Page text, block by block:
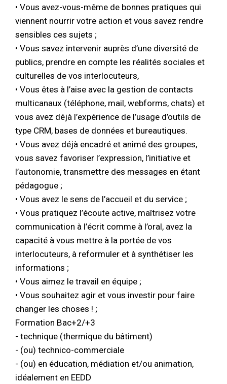
• Vous avez-vous-même de bonnes pratiques qui
viennent nourrir votre action et vous savez rendre
sensibles ces sujets ;
• Vous savez intervenir auprès d’une diversité de
publics, prendre en compte les réalités sociales et
culturelles de vos interlocuteurs,
• Vous êtes à l’aise avec la gestion de contacts
multicanaux (téléphone, mail, webforms, chats) et
vous avez déjà l’expérience de l’usage d’outils de
type CRM, bases de données et bureautiques.
• Vous avez déjà encadré et animé des groupes,
vous savez favoriser l’expression, l’initiative et
l’autonomie, transmettre des messages en étant
pédagogue ;
• Vous avez le sens de l’accueil et du service ;
• Vous pratiquez l’écoute active, maîtrisez votre
communication à l’écrit comme à l’oral, avez la
capacité à vous mettre à la portée de vos
interlocuteurs, à reformuler et à synthétiser les
informations ;
• Vous aimez le travail en équipe ;
• Vous souhaitez agir et vous investir pour faire
changer les choses ! ;
Formation Bac+2/+3
- technique (thermique du bâtiment)
- (ou) technico-commerciale
- (ou) en éducation, médiation et/ou animation,
idéalement en EEDD